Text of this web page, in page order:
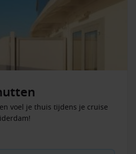
altijd iets te doen. Overdag kun je
ontspanning in de spa,
zodat je zelf bepaalt hoe je jouw
voor veel reizigers. Hier geniet
Verder kun je een gokje
naar livemuziek in de lounges
voel je thuis tijdens je cruise